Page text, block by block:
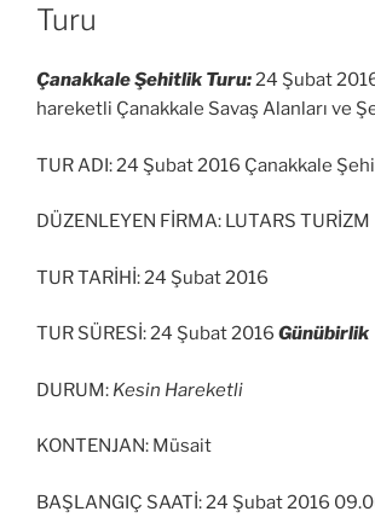
Turu
Çanakkale Şehitlik Turu:24 Şubat
hareketli Çanakkale Savaş Alanları ve
TUR ADI: 24 Şubat 2016 Çanakkale
DÜZENLEYEN FİRMA: LUTARS TURİZM
TUR TARİHİ: 24 Şubat 2016
TUR SÜRESİ: 24 Şubat 2016 Günübirlik
DURUM: Kesin Hareketli
KONTENJAN: Müsait
BAŞLANGIÇ SAATİ: 24 Şubat 2016